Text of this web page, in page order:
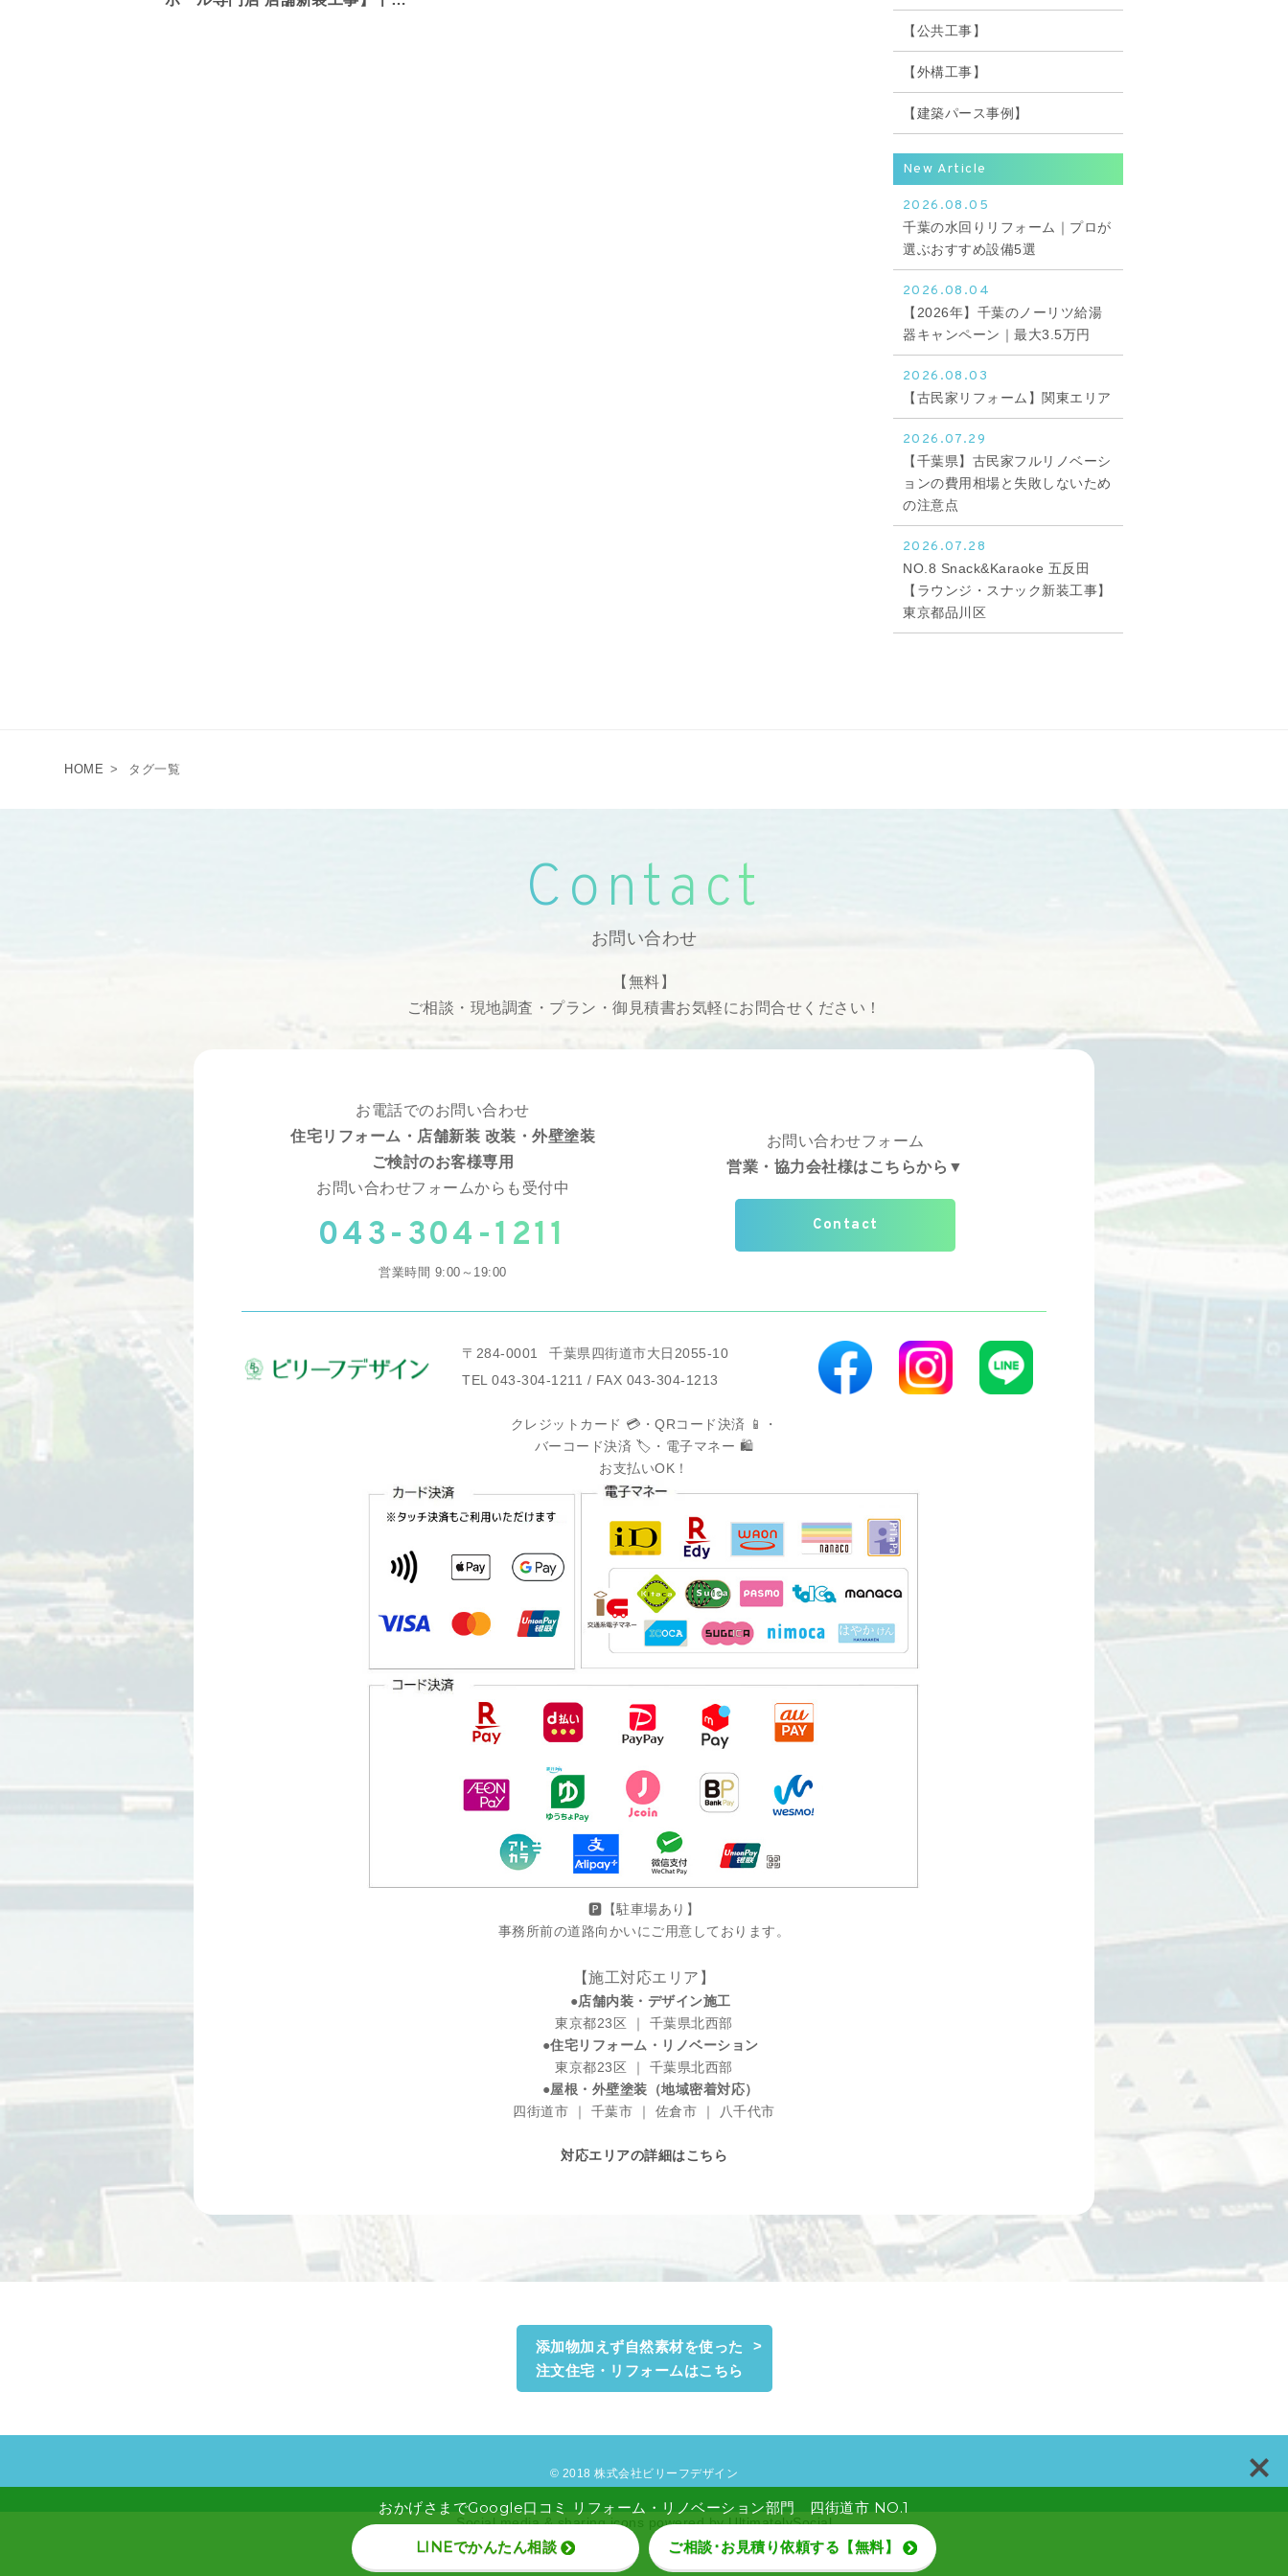
【公共工事】
【外構工事】
【建築パース事例】
New Article
2026.08.05
千葉の水回りリフォーム｜プロが
選ぶおすすめ設備5選
2026.08.04
【2026年】千葉のノーリツ給湯
器キャンペーン｜最大3.5万円
2026.08.03
【古民家リフォーム】関東エリア
2026.07.29
【千葉県】古民家フルリノベーシ
ョンの費用相場と失敗しないため
の注意点
2026.07.28
NO.8 Snack&Karaoke 五反田
【ラウンジ・スナック新装工事】
東京都品川区
HOME > タグ一覧
Contact
お問い合わせ
【無料】
ご相談・現地調査・プラン・御見積書お気軽にお問合せください！
お電話でのお問い合わせ
住宅リフォーム・店舗新装 改装・外壁塗装
ご検討のお客様専用
お問い合わせフォームからも受付中
043-304-1211
営業時間 9:00～19:00
お問い合わせフォーム
営業・協力会社様はこちらから▼
Contact
〒284-0001
千葉県四街道市大日2055-10
TEL 043-304-1211 / FAX 043-304-1213
クレジットカード 💳・QRコード決済 📱・
バーコード決済 🏷️・電子マネー 🛍️
お支払いOK！
🅿️【駐車場あり】
事務所前の道路向かいにご用意しております。
【施工対応エリア】
●店舗内装・デザイン施工
東京都23区 ｜ 千葉県北西部
●住宅リフォーム・リノベーション
東京都23区 ｜ 千葉県北西部
●屋根・外壁塗装（地域密着対応）
四街道市 ｜ 千葉市 ｜ 佐倉市 ｜ 八千代市
対応エリアの詳細はこちら
添加物加えず自然素材を使った
注文住宅・リフォームはこちら
© 2018 株式会社ビリーフデザイン
Social media & sharing icons powered byUltimatelySocial
おかげさまでGoogle口コミ リフォーム・リノベーション部門 四街道市 NO.1
LINEでかんたん相談 ご相談･お見積り依頼する【無料】